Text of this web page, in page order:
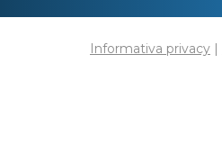
Informativa privacy |